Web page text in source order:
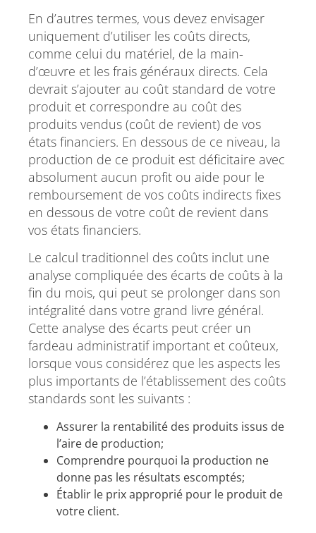
En d’autres termes, vous devez envisager
uniquement d’utiliser les coûts directs,
comme celui du matériel, de la main-
d’œuvre et les frais généraux directs. Cela
devrait s’ajouter au coût standard de votre
produit et correspondre au coût des
produits vendus (coût de revient) de vos
états financiers. En dessous de ce niveau, la
production de ce produit est déficitaire avec
absolument aucun profit ou aide pour le
remboursement de vos coûts indirects fixes
en dessous de votre coût de revient dans
vos états financiers.
Le calcul traditionnel des coûts inclut une
analyse compliquée des écarts de coûts à la
fin du mois, qui peut se prolonger dans son
intégralité dans votre grand livre général.
Cette analyse des écarts peut créer un
fardeau administratif important et coûteux,
lorsque vous considérez que les aspects les
plus importants de l’établissement des coûts
standards sont les suivants :
Assurer la rentabilité des produits issus de
l’aire de production;
Comprendre pourquoi la production ne
donne pas les résultats escomptés;
Établir le prix approprié pour le produit de
votre client.